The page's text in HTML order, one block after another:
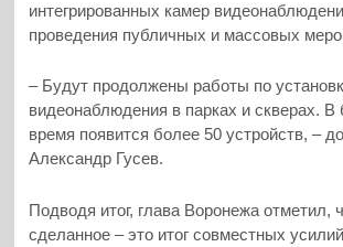
интегрированных камер
проведения публичных и массовых
– Будут продолжены работы по
видеонаблюдения в парках и скверах.
время появится более 50 устройств, –
Александр Гусев.
Подводя итог, глава Воронежа отметил,
сделанное – это итог совместных